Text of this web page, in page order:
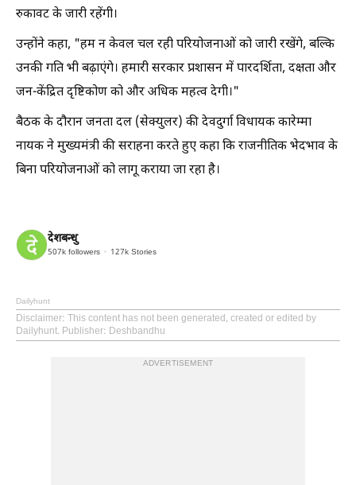
रुकावट के जारी रहेंगी।
उन्होंने कहा, "हम न केवल चल रही परियोजनाओं को जारी रखेंगे, बल्कि
उनकी गति भी बढ़ाएंगे। हमारी सरकार प्रशासन में पारदर्शिता, दक्षता और
जन-केंद्रित दृष्टिकोण को और अधिक महत्व देगी।"
बैठक के दौरान जनता दल (सेक्युलर) की देवदुर्गा विधायक कारेम्मा
नायक ने मुख्यमंत्री की सराहना करते हुए कहा कि राजनीतिक भेदभाव के
बिना परियोजनाओं को लागू कराया जा रहा है।
देशबन्धु
507k followers 127k Stories
Dailyhunt
Disclaimer: This content has not been generated, created or edited by
Dailyhunt. Publisher: Deshbandhu
ADVERTISEMENT